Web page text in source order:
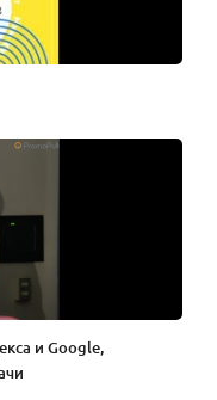
и Google,